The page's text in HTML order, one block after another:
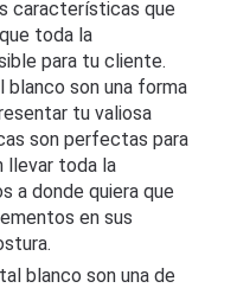
características que
toda la
para tu cliente.
son una forma
tu valiosa
son perfectas para
llevar toda la
a donde quiera que
en sus
blanco son una de